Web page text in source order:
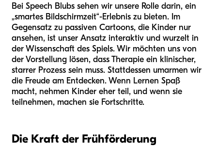
Bei Speech Blubs sehen wir unsere Rolle darin, ein
„smartes Bildschirmzeit“-Erlebnis zu bieten. Im
Gegensatz zu passiven Cartoons, die Kinder nur
ansehen, ist unser Ansatz interaktiv und wurzelt in
der Wissenschaft des Spiels. Wir möchten uns von
der Vorstellung lösen, dass Therapie ein klinischer,
starrer Prozess sein muss. Stattdessen umarmen wir
die Freude am Entdecken. Wenn Lernen Spaß
macht, nehmen Kinder eher teil, und wenn sie
teilnehmen, machen sie Fortschritte.
Die Kraft der Frühförderung